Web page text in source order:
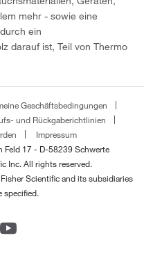
mehr - sowie eine
ein
darauf ist, Teil von Thermo
Geschäftsbedingungen
und Rückgaberichtlinien
Impressum
Feld 17 - D-58239 Schwerte
Inc. All rights reserved.
Scientific and its subsidiaries
specified.